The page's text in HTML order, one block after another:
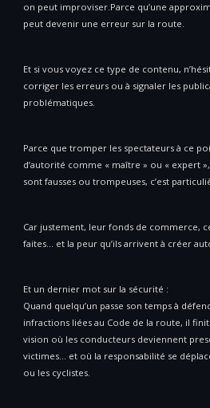
on peut improviser.Parce qu’une
peut devenir une erreur sur la route.
Et si vous voyez ce type de contenu,
corriger les erreurs ou à signaler les
problématiques.
Parce que tromper les spectateurs à ce
d’autorité comme « maître » ou « expert
sont fausses ou trompeuses, c’est
Car justement, leur fonds de commerce,
faites… et la peur qu’ils arrivent à créer
Et un dernier mot sur la sécurité :
Quand quelqu’un passe son temps à
infractions liées au Code de la route, il
vision où les conducteurs deviennent
victimes… et où la responsabilité se
ou les cyclistes.